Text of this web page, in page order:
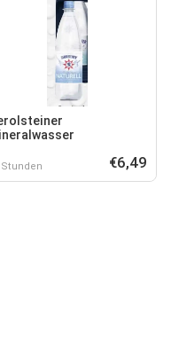
Stunden €6,49